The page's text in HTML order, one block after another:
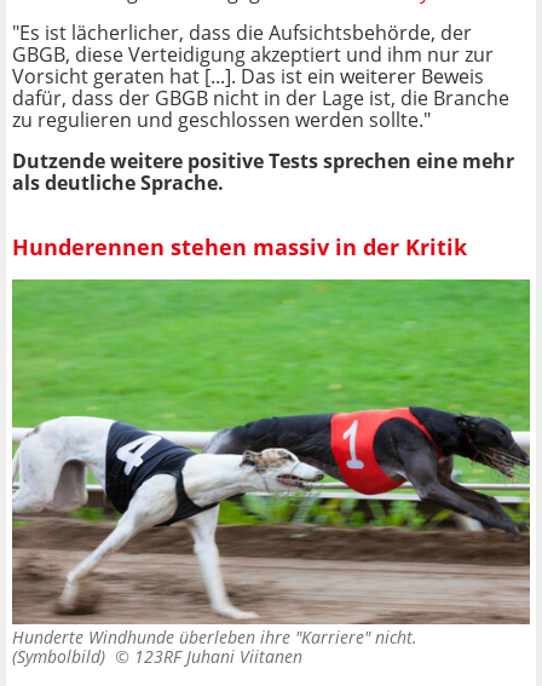
"Es ist lächerlicher, dass die Aufsichtsbehörde, der
GBGB, diese Verteidigung akzeptiert und ihm nur zur
Vorsicht geraten hat [...]. Das ist ein weiterer Beweis
dafür, dass der GBGB nicht in der Lage ist, die Branche
zu regulieren und geschlossen werden sollte."
Dutzende weitere positive Tests sprechen eine mehr
als deutliche Sprache.
Hunderennen stehen massiv in der Kritik
Hunderte Windhunde überleben ihre "Karriere" nicht.
(Symbolbild) © 123RF Juhani Viitanen